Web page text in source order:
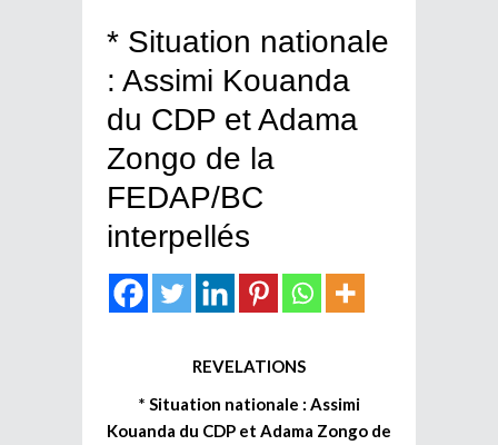
* Situation nationale
: Assimi Kouanda
du CDP et Adama
Zongo de la
FEDAP/BC
interpellés
REVELATIONS
* Situation nationale : Assimi
Kouanda du CDP et Adama Zongo de